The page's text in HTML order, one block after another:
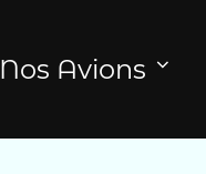
Nos Avions